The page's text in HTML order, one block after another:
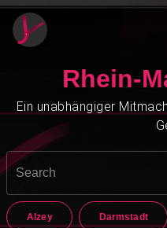
Rhein-
Ein unabhängiger
Alzey Darmstadt